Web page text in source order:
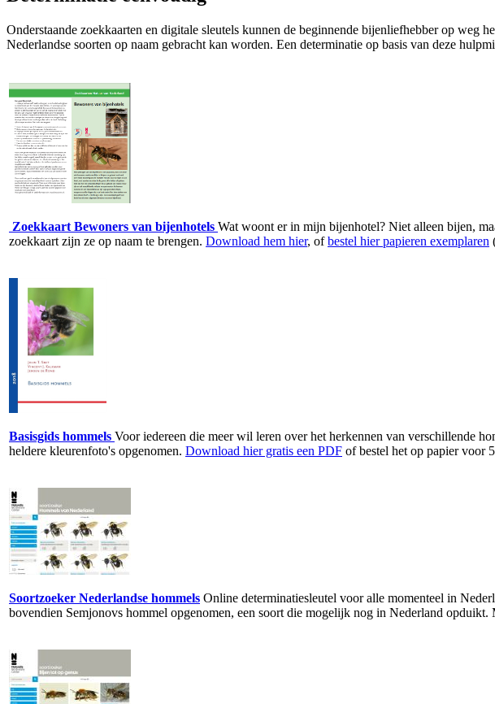
Onderstaande zoekkaarten en digitale sleutels kunnen de beginnende bijenliefhebber op weg
Nederlandse soorten op naam gebracht kan worden. Een determinatie op basis van deze
Zoekkaart Bewoners van bijenhotels Wat woont er in mijn bijenhotel? Niet alleen bijen,
zoekkaart zijn ze op naam te brengen. Download hem hier, ofbestel hier papieren exemplaren
Basisgids hommels Voor iedereen die meer wil leren over het herkennen van verschillende
heldere kleurenfoto's opgenomen. Download hier gratis een PDF of bestel het op papier voor
Soortzoeker Nederlandse hommels Online determinatiesleutel voor alle momenteel in
bovendien Semjonovs hommel opgenomen, een soort die mogelijk nog in Nederland opduikt.